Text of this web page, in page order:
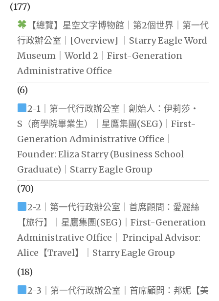
(177)
【總覽】星空文字博物館｜第2個世界｜第一代
行政辦公室｜[Overview] ｜Starry Eagle Word
Museum｜World 2｜First-Generation
Administrative Office
(6)
2-1｜第一代行政辦公室｜創始人：伊莉莎・
S（商學院畢業生）｜星鷹集團(SEG)｜First-
Generation Administrative Office｜
Founder: Eliza Starry (Business School
Graduate)｜Starry Eagle Group
(70)
2-2｜第一代行政辦公室｜首席顧問：愛麗絲
【旅行】｜星鷹集團(SEG)｜First-Generation
Administrative Office｜ Principal Advisor:
Alice【Travel】｜Starry Eagle Group
(18)
2-3｜第一代行政辦公室｜首席顧問：邦妮【美